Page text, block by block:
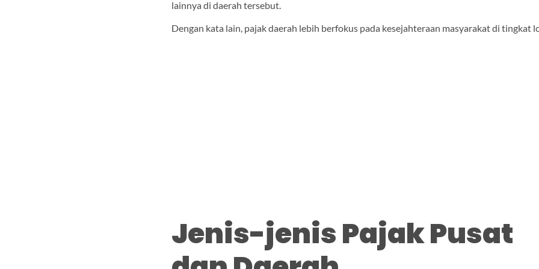
lainnya di daerah tersebut.
Dengan kata lain, pajak daerah lebih berfokus pada kesejahteraan masyarakat di tingkat
Jenis-jenis Pajak Pusat